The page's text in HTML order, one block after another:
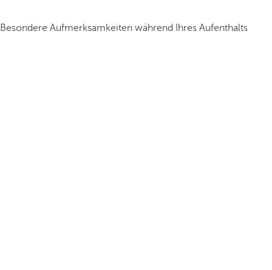
Besondere Aufmerksamkeiten während Ihres Aufenthalts